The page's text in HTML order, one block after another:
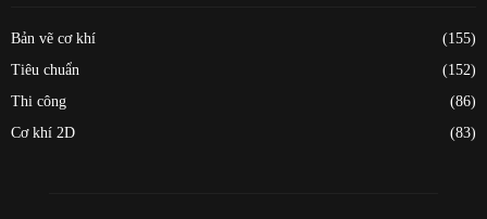
Bản vẽ cơ khí
(155)
Tiêu chuẩn
(152)
Thi công
(86)
Cơ khí 2D
(83)